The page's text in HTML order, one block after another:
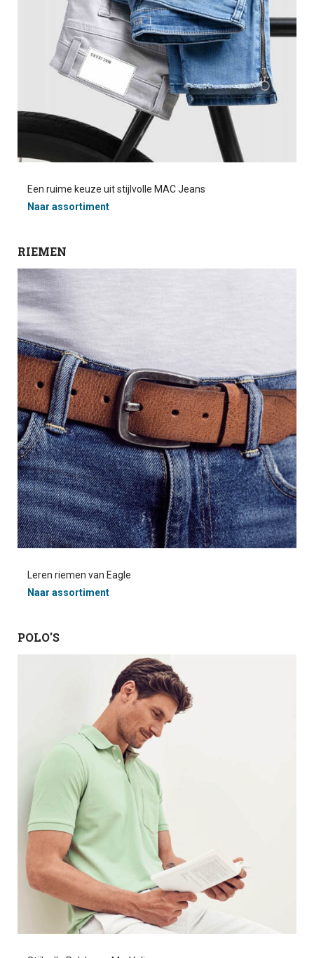
Een ruime keuze uit stijlvolle MAC Jeans
Naar assortiment
RIEMEN
Leren riemen van Eagle
Naar assortiment
POLO'S